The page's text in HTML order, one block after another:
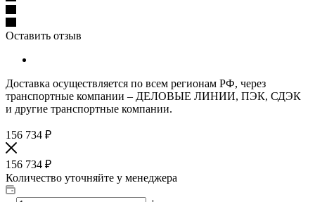
Оставить отзыв
Доставка осуществляется по всем регионам РФ, через
транспортные компании – ДЕЛОВЫЕ ЛИНИИ, ПЭК, СДЭК
и другие транспортные компании.
156 734 ₽
156 734 ₽
Количество уточняйте у менеджера